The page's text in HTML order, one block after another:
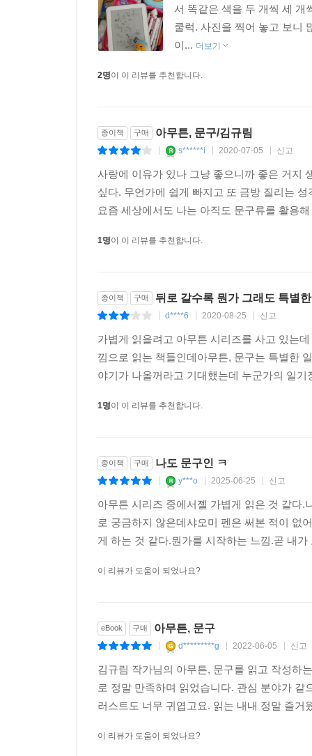
서 똑같은 색을 두 개씩 세 개
쿨럭. 사진을 찍어 놓고 보니
이... 더보기
2명이 이 리뷰를 추천합니다.
종이책 구매 아무튼, 문구/김규림
s******i 2020-07-05 신고
사랑에 이유가 있나 그냥 좋으니까 좋은 거지
싶다. 무언가에 쉽게 빠지고 또 금방 질리는
요즘 세상에서도 나는 아직도 문구류를 활용
1명이 이 리뷰를 추천합니다.
종이책 구매 뒤로 갈수록 뭔가 그래도 특별
d****6 2020-08-25 신고
가볍게 읽을려고 아무튼 시리즈를 사고 있는
낌으로 읽는 책들인데아무튼, 문구는 특별한
야기가 나올꺼라고 기대했는데 누군가의 일
1명이 이 리뷰를 추천합니다.
종이책 구매 나도 문구인 ㅋ
y***o 2025-06-25 신고
아무튼 시리즈 중에서젤 가볍게 읽은 것 같다
로 궁금하지 않은데샤오미 펜은 써본 적이 없
게 하는 것 같다.뭔가를 시작하는 느낌.곧 내
이 리뷰가 도움이 되었나요?
eBook 구매 아무튼, 문구
d*********g 2022-06-05 신고
김규림 작가님의 아무튼, 문구를 읽고 작성하
로 정말 만족하며 읽었습니다. 관심 분야가
러스트도 너무 귀엽고요. 읽는 내내 정말 즐
이 리뷰가 도움이 되었나요?